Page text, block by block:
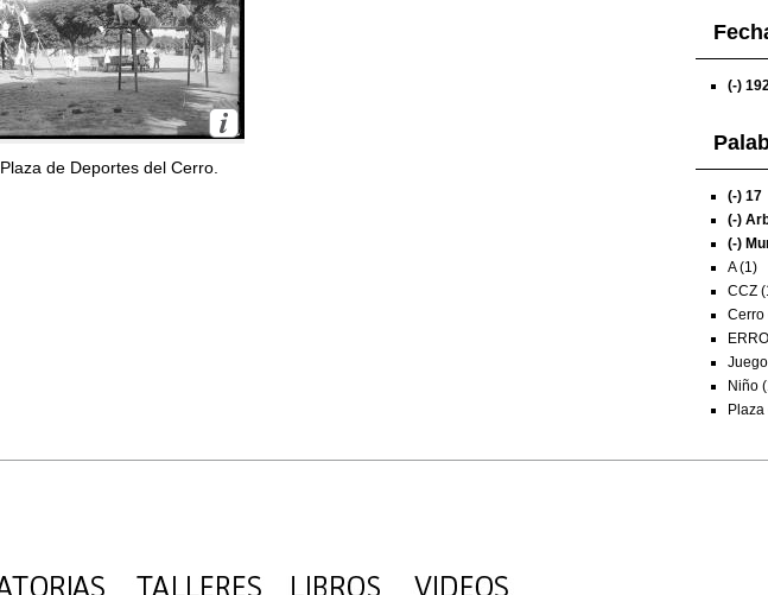
Plaza de Deportes del Cerro.
(-)
(-) 17
(-)
(-)
A (1)
CCZ
Cerro
Niño
Plaza